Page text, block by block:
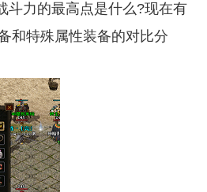
力的最高点是什么?现在有
和特殊属性装备的对比分